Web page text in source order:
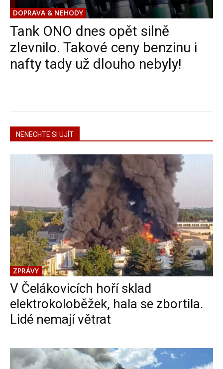
DOPRAVA & NEHODY
Tank ONO dnes opět silně
zlevnilo. Takové ceny benzinu i
nafty tady už dlouho nebyly!
NENECHTE SI UJÍT
ZPRÁVY
V Čelákovicích hoří sklad
elektrokoloběžek, hala se zbortila.
Lidé nemají větrat